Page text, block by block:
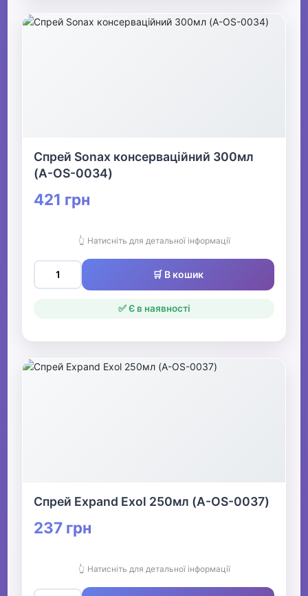
Спрей Sonax консерваційний 300мл
(A-OS-0034)
421 грн
👆 Натисніть для детальної інформації
🛒 В кошик
✅ Є в наявності
Спрей Expand Exol 250мл (A-OS-0037)
237 грн
👆 Натисніть для детальної інформації